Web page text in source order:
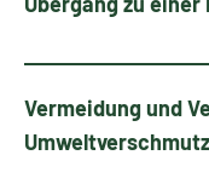
Vermeidung und